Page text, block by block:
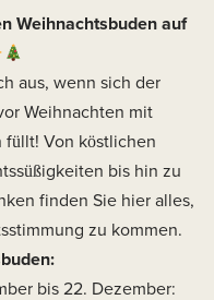
Weihnachtsbuden auf
aus, wenn sich der
Weihnachten mit
Von köstlichen
bis hin zu
finden Sie hier alles,
zu kommen.
bis 22. Dezember: